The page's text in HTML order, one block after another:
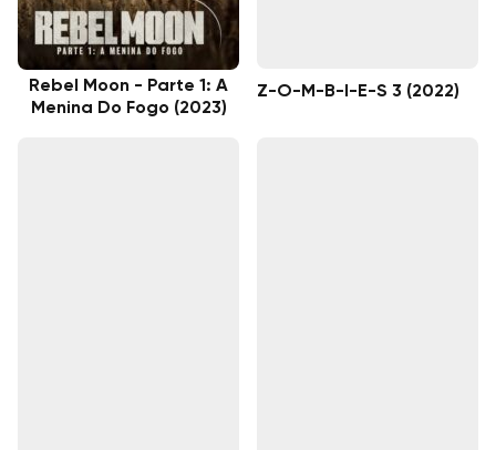
Rebel Moon - Parte 1: A
Menina Do Fogo (2023)
Z-O-M-B-I-E-S 3 (2022)